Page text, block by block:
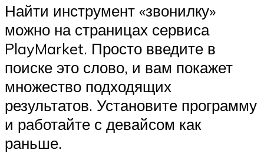
Найти инструмент «звонилку»
можно на страницах сервиса
PlayMarket. Просто введите в
поиске это слово, и вам покажет
множество подходящих
результатов. Установите программу
и работайте с девайсом как
раньше.